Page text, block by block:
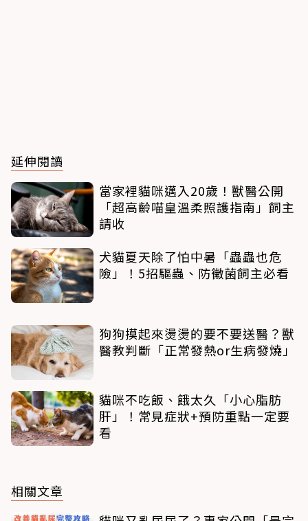
延伸閱讀
當家裡貓咪邁入20歲！獸醫公開
「超高齡喵皇溫柔照護指南」飼主
請收
犬貓夏天除了怕中暑「蟲蟲也危
險」！5招驅蟲、防黴菌飼主必看
狗狗摸起來燙燙的要不要送醫？獸
醫教判斷「正常發熱or生病發燒」
貓咪不吃飯、餓太久「小心脂肪
肝」！常見症狀+預防重點一定要
看
相關文章